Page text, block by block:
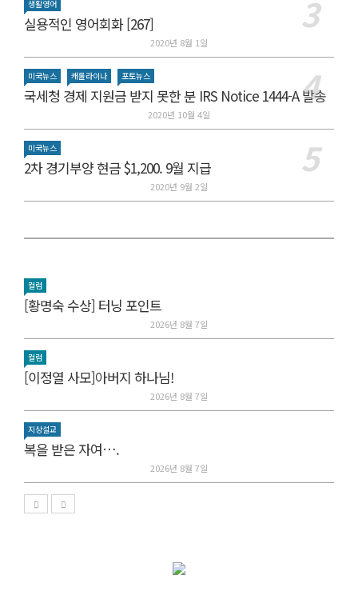
생활영어
실용적인 영어회화 [267]
2020년 8월 1일
미국뉴스 캐롤라이나 포토뉴스
국세청 경제 지원금 받지 못한 분 IRS Notice 1444-A 발송
2020년 10월 4일
미국뉴스
2차 경기부양 현금 $1,200. 9월 지급
2020년 9월 2일
컬럼
[황명숙 수상] 터닝 포인트
2026년 8월 7일
컬럼
[이정열 사모]아버지 하나님!
2026년 8월 7일
지상설교
복을 받은 자여….
2026년 8월 7일